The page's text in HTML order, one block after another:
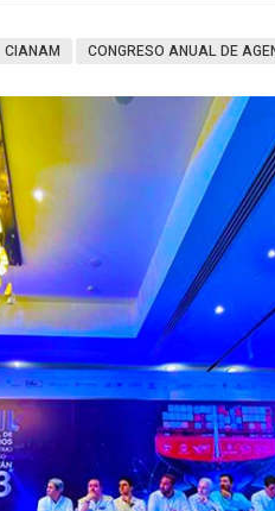
CIANAM CONGRESO ANUAL DE